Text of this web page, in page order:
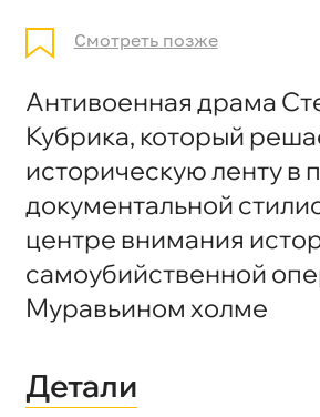
Смотреть позже
Антивоенная драма
Кубрика, который
историческую ленту в
документальной
центре внимания
самоубийственной
Муравьином холме
Детали